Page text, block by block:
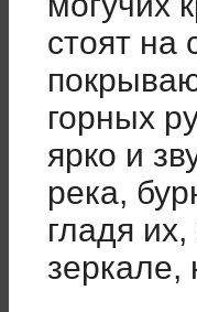
стоят на
горных
ярко и
река,
гладя